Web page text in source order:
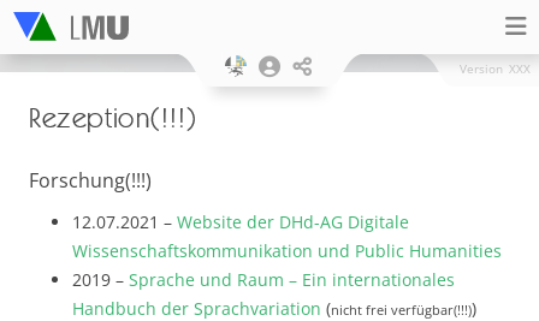
Version XXX
Rezeption(!!!)
Forschung(!!!)
12.07.2021 – Website der DHd-AG Digitale
Wissenschaftskommunikation und Public Humanities
2019 – Sprache und Raum – Ein internationales
Handbuch der Sprachvariation (nicht frei verfügbar(!!!))